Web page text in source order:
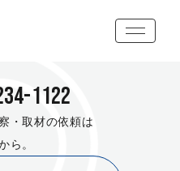
1122
・取材の依頼は
ら。